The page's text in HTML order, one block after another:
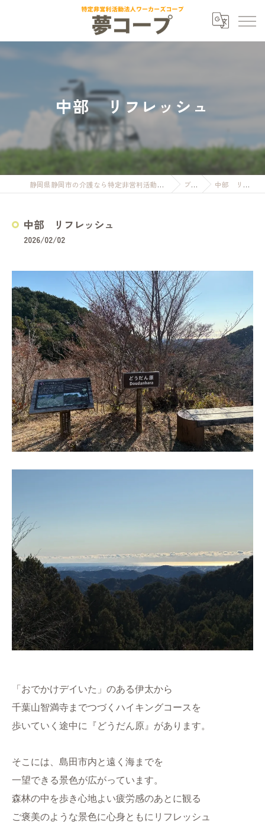
中部 リフレッシュ
静岡県静岡市の介護なら特定非営利活動法人ワーカーズコープ夢コープ ブログ 中部 リフレッシュ
中部 リフレッシュ
2026/02/02
「おでかけデイいた」のある伊太から
千葉山智満寺までつづくハイキングコースを
歩いていく途中に『どうだん原』があります。
そこには、島田市内と遠く海までを
一望できる景色が広がっています。
森林の中を歩き心地よい疲労感のあとに観る
ご褒美のような景色に心身ともにリフレッシュ